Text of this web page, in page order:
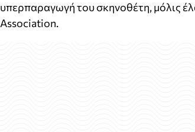
υπερπαραγωγή του σκηνοθέτη, μόλις
Association.